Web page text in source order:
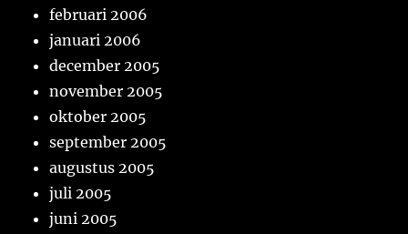
februari 2006
januari 2006
december 2005
november 2005
oktober 2005
september 2005
augustus 2005
juli 2005
juni 2005